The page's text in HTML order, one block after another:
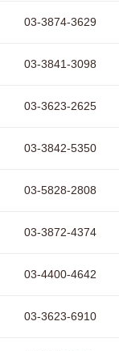
03-3874-3629
03-3841-3098
03-3623-2625
03-3842-5350
03-5828-2808
03-3872-4374
03-4400-4642
03-3623-6910